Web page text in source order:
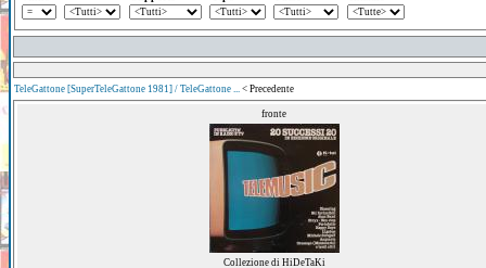
TeleGattone [SuperTeleGattone 1981] / TeleGattone ... < Precedente
fronte
Collezione di HiDeTaKi